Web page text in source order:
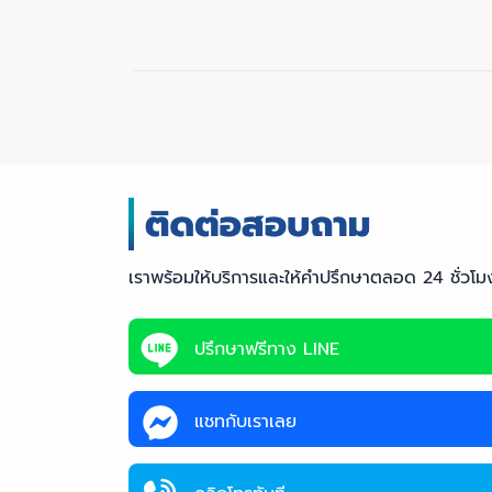
เราพร้อมให้บริการและให้คำปรึกษาตลอด 24 ชั่วโ
ปรึกษาฟรีทาง LINE
แชทกับเราเลย